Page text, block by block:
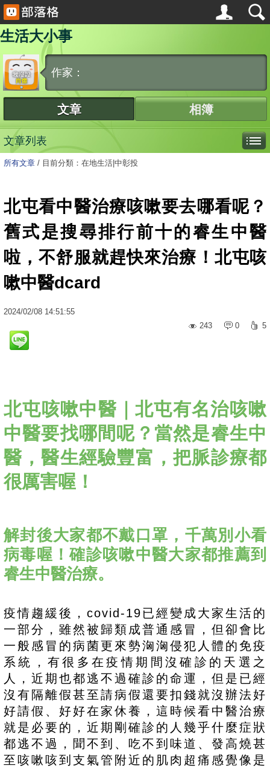
生活大小事
作家：
文章 相簿
文章列表
所有文章 / 目前分類：在地生活|中彰投
北屯看中醫治療咳嗽要去哪看呢？
舊式是搜尋排行前十的睿生中醫
啦，不舒服就趕快來治療！北屯咳
嗽中醫dcard
2024/02/08 14:51:55
243
0 5
北屯咳嗽中醫｜北屯有名治咳嗽
中醫要找哪間呢？當然是睿生中
醫，醫生經驗豐富，把脈診療都
很厲害喔！
解封後大家都不戴口罩，千萬別小看
病毒喔！確診咳嗽中醫大家都推薦到
睿生中醫治療。
疫情趨緩後，covid-19已經變成大家生活的
一部分，雖然被歸類成普通感冒，但卻會比
一般感冒的病菌更來勢洶洶侵犯人體的免疫
系統，有很多在疫情期間沒確診的天選之
人，近期也都逃不過確診的命運，但是已經
沒有隔離假甚至請病假還要扣錢就沒辦法好
好請假、好好在家休養，這時候看中醫治療
就是必要的，近期剛確診的人幾乎什麼症狀
都逃不過，聞不到、吃不到味道、發高燒甚
至咳嗽咳到支氣管附近的肌肉超痛感覺像是